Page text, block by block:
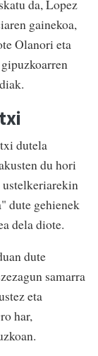
da, Lopez
gainekoa,
Olanori eta
dutela
du hori
dute gehienek
dela diote.
dute
samarra
eta
har,